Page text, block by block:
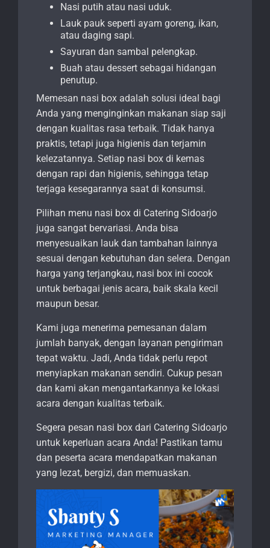
Nasi putih atau nasi uduk.
Lauk pauk seperti ayam goreng, ikan,
atau daging sapi.
Sayuran dan sambal pelengkap.
Buah atau dessert sebagai hidangan
penutup.
Memesan nasi box adalah solusi ideal bagi
Anda yang menginginkan makanan siap saji
dengan kualitas rasa terbaik. Tidak hanya
praktis, tetapi juga higienis dan terjamin
kelezatannya. Setiap nasi box di kemas
dengan rapi dan higienis, sehingga tetap
terjaga kesegarannya saat di konsumsi.
Pilihan menu nasi box di Catering Sidoarjo
juga sangat bervariasi. Anda bisa
menyesuaikan lauk dan tambahan lainnya
sesuai dengan kebutuhan dan selera. Dengan
harga yang terjangkau, nasi box ini cocok
untuk berbagai jenis acara, baik skala kecil
maupun besar.
Kami juga menerima pemesanan dalam
jumlah banyak, dengan layanan pengiriman
tepat waktu. Jadi, Anda tidak perlu repot
menyiapkan makanan sendiri. Cukup pesan
dan kami akan mengantarkannya ke lokasi
acara dengan kualitas terbaik.
Segera pesan nasi box dari Catering Sidoarjo
untuk keperluan acara Anda! Pastikan tamu
dan peserta acara mendapatkan makanan
yang lezat, bergizi, dan memuaskan.